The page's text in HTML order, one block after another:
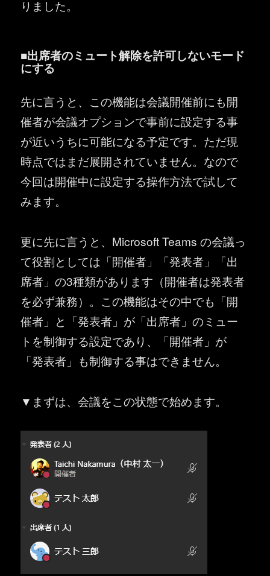
りました。
■出席者のミュート解除を許可しないモード
にする
先に言うと、この機能は会議開催前にも開
催者が会議オプションで事前に設定する事
が近いうちに可能になる予定です。ただ現
時点ではまだ展開されていません。なので
今回は開催中に設定する操作方法で試して
みます。
更に先に言うと、Microsoft Teams の会議っ
て役割としては「開催者」「発表者」「出
席者」の3種類があります（開催者は発表者
を必ず兼務）。この機能はその中でも「開
催者」と「発表者」が「出席者」のミュー
トを制御する設定であり、「開催者」が
「発表者」も制御する事はできません。
▼まずは、会議をこの状態で始めます。